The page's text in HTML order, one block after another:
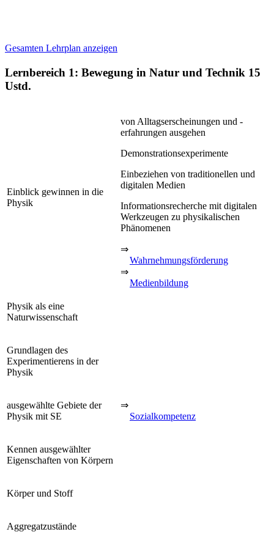
Gesamten Lehrplan anzeigen
Lernbereich 1: Bewegung in Natur und Technik 15
Ustd.
Einblick gewinnen in die
Physik
von Alltagserscheinungen und -
erfahrungen ausgehen
Demonstrationsexperimente
Einbeziehen von traditionellen und
digitalen Medien
Informationsrecherche mit digitalen
Werkzeugen zu physikalischen
Phänomenen
⇒
Wahrnehmungsförderung
⇒
Medienbildung
Physik als eine
Naturwissenschaft
Grundlagen des
Experimentierens in der
Physik
ausgewählte Gebiete der
Physik mit SE
⇒
Sozialkompetenz
Kennen ausgewählter
Eigenschaften von Körpern
Körper und Stoff
Aggregatzustände